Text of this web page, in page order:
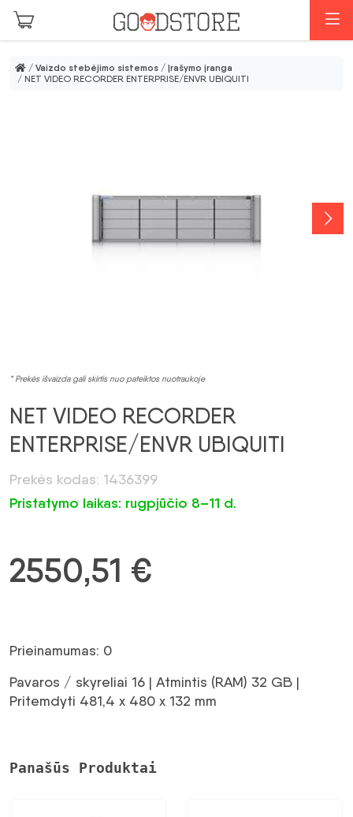
Pereiti prie pagrindinio turinio
/ Vaizdo stebėjimo sistemos / Įrašymo įranga
/ NET VIDEO RECORDER ENTERPRISE/ENVR UBIQUITI
* Prekės išvaizda gali skirtis nuo pateiktos nuotraukoje
NET VIDEO RECORDER
ENTERPRISE/ENVR UBIQUITI
Prekės kodas: 1436399
Pristatymo laikas: rugpjūčio 8–11 d.
2550,51 €
Prieinamumas: 0
Pavaros / skyreliai 16 | Atmintis (RAM) 32 GB |
Pritemdyti 481,4 x 480 x 132 mm
Panašūs Produktai